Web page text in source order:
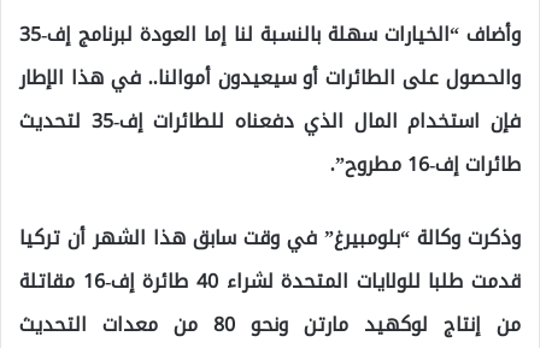
وأضاف “الخيارات سهلة بالنسبة لنا إما العودة لبرنامج إف-35
والحصول على الطائرات أو سيعيدون أموالنا.. في هذا الإطار
فإن استخدام المال الذي دفعناه للطائرات إف-35 لتحديث
طائرات إف-16 مطروح”.
وذكرت وكالة “بلومبيرغ” في وقت سابق هذا الشهر أن تركيا
قدمت طلبا للولايات المتحدة لشراء 40 طائرة إف-16 مقاتلة
من إنتاج لوكهيد مارتن ونحو 80 من معدات التحديث